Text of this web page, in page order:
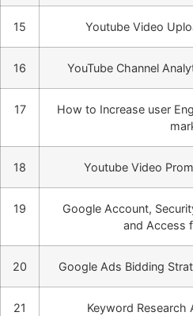
15 Youtube Video
16 YouTube Channel
17
How to Increase user
18 Youtube Video
19
Google Account,
and Access
20 Google Ads Bidding
21 Keyword Research